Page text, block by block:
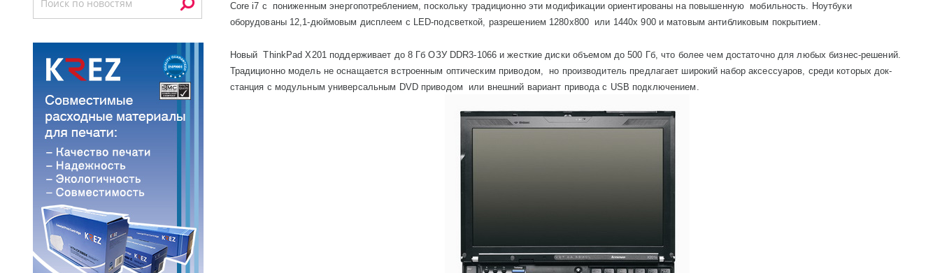
Core i7 c пониженным энергопотреблением, поскольку традиционно эти модификации ориентированы на повышенную
мобильность. Ноутбуки
оборудованы 12,1-дюймовым дисплеем с LED-подсветкой, разрешением 1280х800 или 1440x 900 и матовым антибликовым покрытием.
Новый ThinkPad X201 поддерживает до 8 Гб ОЗУ DDR3-1066 и жесткие диски объемом до 500 Гб, что более чем достаточно для любых бизнес-решений.
Традиционно модель не оснащается встроенным оптическим приводом,
но производитель предлагает широкий набор аксессуаров, среди которых док-
станция с модульным универсальным DVD приводом или внешний вариант привода с USB подключением.